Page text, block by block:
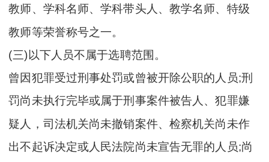
教师、学科名师、学科带头人、教学名师、特级
教师等荣誉称号之一。
(三)以下人员不属于选聘范围。
曾因犯罪受过刑事处罚或曾被开除公职的人员;刑
罚尚未执行完毕或属于刑事案件被告人、犯罪嫌
疑人，司法机关尚未撤销案件、检察机关尚未作
出不起诉决定或人民法院尚未宣告无罪的人员;尚